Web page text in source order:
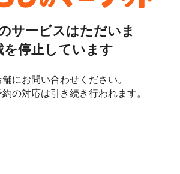
サービスはただいま
を停止しています
にお問い合わせください。
の対応は引き続き行われます。